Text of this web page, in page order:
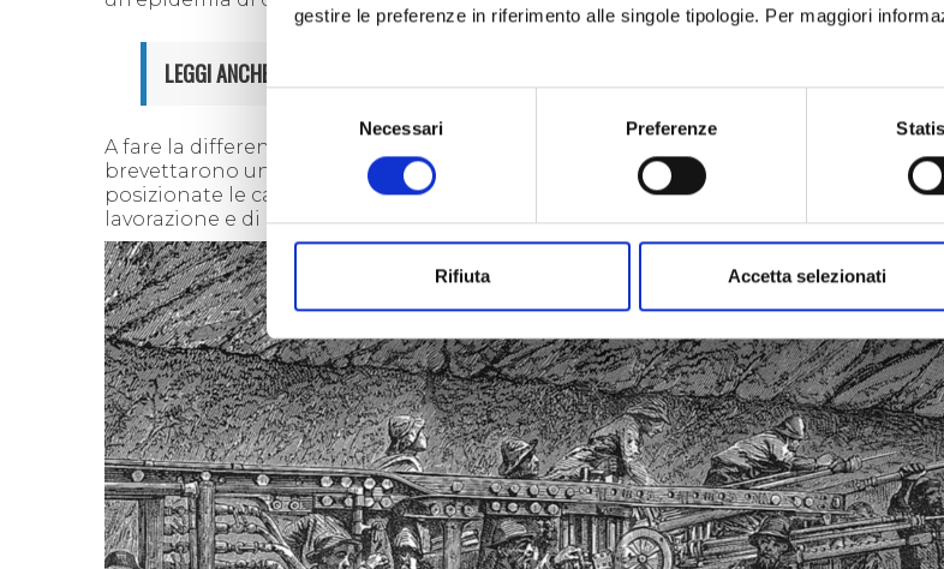
gestire le preferenze in riferimento alle singole tipologie. Per maggiori
Necessari Preferenze
Rifiuta Accetta selezionati
LEGGI ANCHE:
A fare la differenza nell’esecuzione dei lavori fu la
brevettarono un macchinario ad aria compressa che venne utilizzato per realizzare
posizionate le cariche esplosive. La perforatrice pneumatica consentì di ridurre di
lavorazione e di realizzare l’opera in soli 13 anni(facendo tutto a mano ce ne